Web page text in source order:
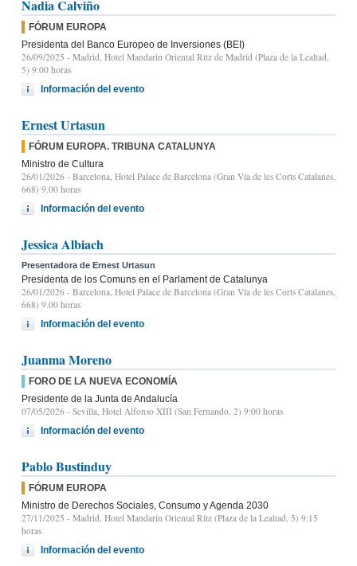
Nadia Calviño
FÓRUM EUROPA
Presidenta del Banco Europeo de Inversiones (BEI)
26/09/2025 - Madrid, Hotel Mandarin Oriental Ritz de Madrid (Plaza de la Lealtad,
5) 9:00 horas
Información del evento
Ernest Urtasun
FÓRUM EUROPA. TRIBUNA CATALUNYA
Ministro de Cultura
26/01/2026 - Barcelona, Hotel Palace de Barcelona (Gran Vía de les Corts Catalanes,
668) 9.00 horas
Información del evento
Jessica Albiach
Presentadora de Ernest Urtasun
Presidenta de los Comuns en el Parlament de Catalunya
26/01/2026 - Barcelona, Hotel Palace de Barcelona (Gran Vía de les Corts Catalanes,
668) 9.00 horas
Información del evento
Juanma Moreno
FORO DE LA NUEVA ECONOMÍA
Presidente de la Junta de Andalucía
07/05/2026 - Sevilla, Hotel Alfonso XIII (San Fernando, 2) 9:00 horas
Información del evento
Pablo Bustinduy
FÓRUM EUROPA
Ministro de Derechos Sociales, Consumo y Agenda 2030
27/11/2025 - Madrid, Hotel Mandarin Oriental Ritz (Plaza de la Lealtad, 5) 9:15
horas
Información del evento